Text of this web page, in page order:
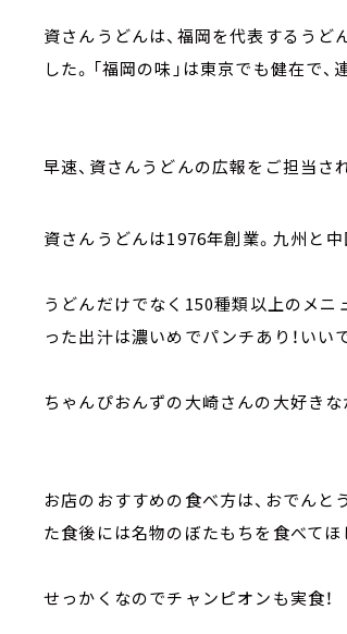
資さんうどんは、福岡を代表するう
した。「福岡の味」は東京でも健在で
早速、資さんうどんの広報をご担当さ
資さんうどんは1976年創業。九州と中
うどんだけでなく150種類以上のメニ
った出汁は濃いめでパンチあり！いい
ちゃんぴおんずの大崎さんの大好き
お店のおすすめの食べ方は、おでんと
た食後には名物のぼたもちを食べてほ
せっかくなのでチャンピオンも実食！